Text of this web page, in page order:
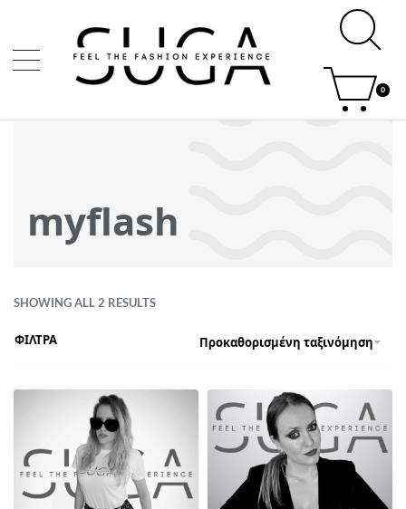
0
myflash
SHOWING ALL 2 RESULTS
Προκαθορισμένη ταξινόμηση
ΦΙΛΤΡΑ